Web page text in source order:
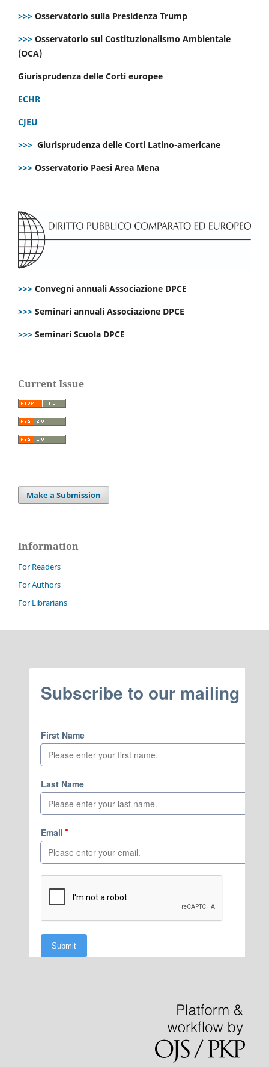
>>> Osservatorio sulla Presidenza Trump
>>> Osservatorio sul Costituzionalismo Ambientale
(OCA)
Giurisprudenza delle Corti europee
ECHR
CJEU
>>> Giurisprudenza delle Corti Latino-americane
>>> Osservatorio Paesi Area Mena
>>> Convegni annuali Associazione DPCE
>>> Seminari annuali Associazione DPCE
>>> Seminari Scuola DPCE
Current Issue
Make a Submission
Information
For Readers
For Authors
For Librarians